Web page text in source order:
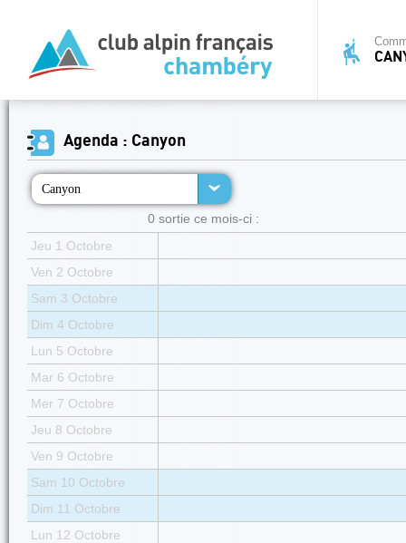
Agenda : Canyon
Canyon
0 sortie ce mois-ci :
Jeu 1 Octobre
Ven 2 Octobre
Sam 3 Octobre
Dim 4 Octobre
Lun 5 Octobre
Mar 6 Octobre
Mer 7 Octobre
Jeu 8 Octobre
Ven 9 Octobre
Sam 10 Octobre
Dim 11 Octobre
Lun 12 Octobre